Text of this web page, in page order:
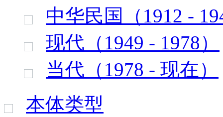
中华民国（1912 -
现代（1949 - 1978）
当代（1978 - 现在）
本体类型